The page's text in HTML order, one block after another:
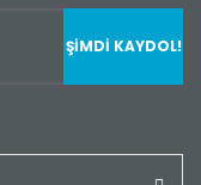
ŞİMDİ KAYDOL!